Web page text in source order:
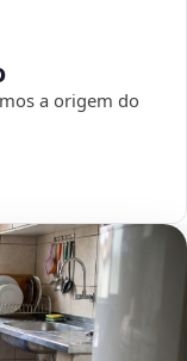
a origem do